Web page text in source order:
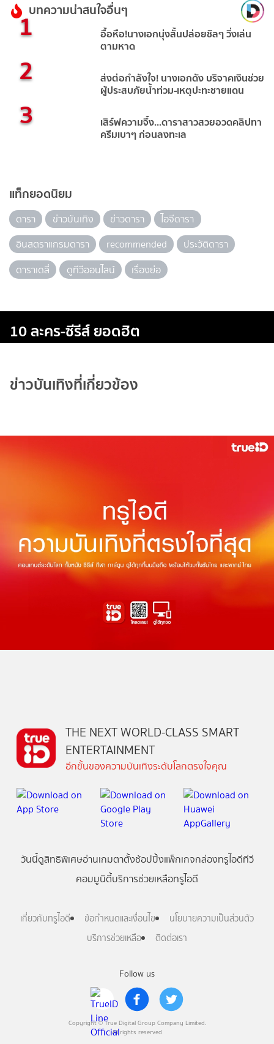
บทความน่าสนใจอื่นๆ
1 อื้อหือ!นางเอกนุ่งสั้นปล่อยชิลๆ วิ่งเล่น
ตามหาด
2 ส่งต่อกำลังใจ! นางเอกดัง บริจาคเงินช่วย
ผู้ประสบภัยน้ำท่วม-เหตุปะทะชายแดน
3 เสิร์ฟความจึ้ง...ดาราสาวสวยอวดคลิปทา
ครีมเบาๆ ก่อนลงทะเล
แท็กยอดนิยม
ดารา ข่าวบันเทิง ข่าวดารา
ไอจีดารา
อินสตราแกรมดารา
recommended
ประวัติดารา
ดาราเดลี่
ดูทีวีออนไลน์ เรื่องย่อ
10 ละคร-ซีรีส์ ยอดฮิต
ข่าวบันเทิงที่เกี่ยวข้อง
Follow us
Copyright © True Digital Group Company Limited.
All rights reserved
THE NEXT WORLD-CLASS SMART
ENTERTAINMENT
อีกขั้นของความบันเทิงระดับโลกตรงใจคุณ
วันนี้ดูสิทธิพิเศษอ่านเกมตาตั้งช้อปปิ้งแพ็กเกจกล่องทรูไอดีทีวี
คอมมูนิตี้บริการช่วยเหลือทรูไอดี
เกี่ยวกับทรูไอดี ข้อกำหนดและเงื่อนไข
นโยบายความเป็นส่วนตัว
บริการช่วยเหลือ
ติดต่อเรา